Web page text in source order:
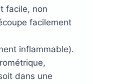
facile, non
facilement
inflammable).
dans une